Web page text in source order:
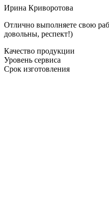
Ирина Криворотова
Отлично выполняете свою
довольны, респект!)
Качество продукции
Уровень сервиса
Срок изготовления